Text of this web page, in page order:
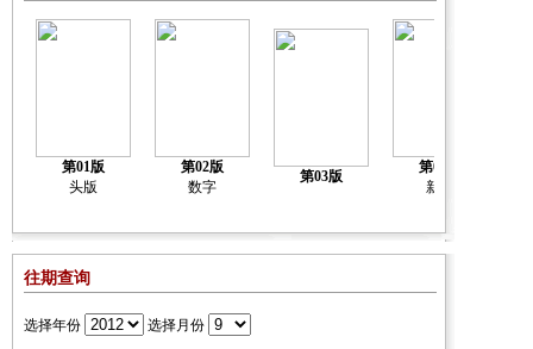
第01版
头版
第02版
数字
第03版
第04版
新闻
往期查询
选择年份 选择月份